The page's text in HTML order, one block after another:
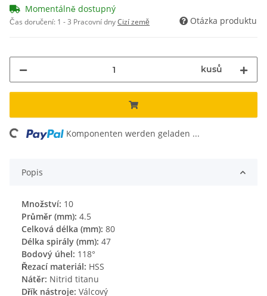
Momentálně dostupný
Čas doručení: 1 - 3 Pracovní dnyCizí země Otázka produktu
kusů
Komponenten werden geladen ...
Popis
Množství: 10
Průměr (mm): 4.5
Celková délka (mm): 80
Délka spirály (mm): 47
Bodový úhel: 118°
Řezací materiál: HSS
Nátěr: Nitrid titanu
Dřík nástroje: Válcový